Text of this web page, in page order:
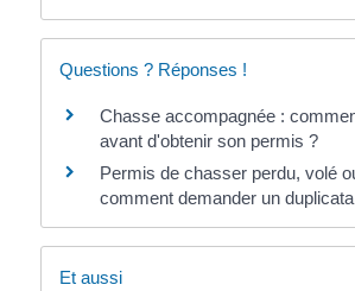
Questions ? Réponses !
Chasse accompagnée :
avant d'obtenir son permis ?
Permis de chasser perdu, volé
comment demander un
Et aussi